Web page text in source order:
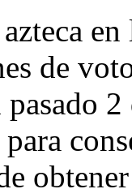
en
de
para